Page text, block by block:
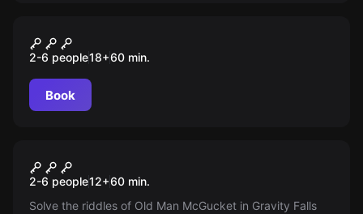
Отель. Выжить любой ценой
2-6 people18+60 min.
Book
Gravity Falls
2-6 people12+60 min.
Solve the riddles of Old Man McGucket in Gravity Falls